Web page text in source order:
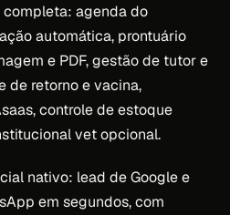
completa: agenda do
automática, prontuário
e PDF, gestão de tutor e
de retorno e vacina,
controle de estoque
vet opcional.
nativo: lead de Google e
em segundos, com